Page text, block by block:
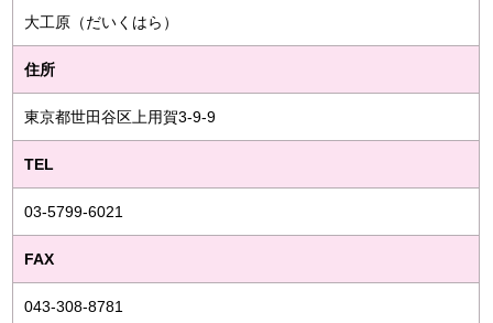
大工原（だいくはら）
住所
東京都世田谷区上用賀3-9-9
TEL
03-5799-6021
FAX
043-308-8781